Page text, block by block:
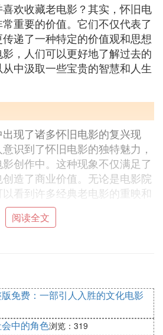
欢收藏老电影？其实，怀旧电
重要的价值。它们不仅代表了
递了一种特定的价值观和思想
，人们可以更好地了解过去的
中汲取一些宝贵的智慧和人生
现了诸多怀旧电影的复兴现
识到了怀旧电影的独特魅力，
创作中。这种现象不仅满足了
造了商业价值。无论是电影院
看到许多经典老电影的重映和
老电影的叙事方式、特定的视
表达等，都给当代电影创作者
的机会。观众对怀旧电影的喜
永远不会过时。
阅读全文
免费：一部引人入胜的文化电影
中的角色浏览：319